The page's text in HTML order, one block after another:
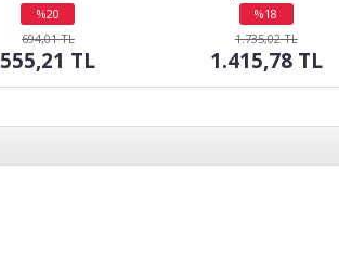
%20
indirim
694,01 TL
555,21 TL
%18
indirim
1.735,02 TL
1.415,78 TL